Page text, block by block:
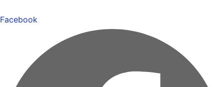
Facebook